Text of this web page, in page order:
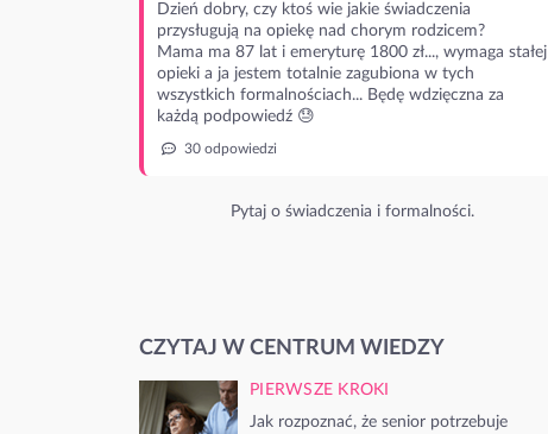
Dzień dobry, czy ktoś wie jakie świadczenia
przysługują na opiekę nad chorym rodzicem?
Mama ma 87 lat i emeryturę 1800 zł..., wymaga stałej
opieki a ja jestem totalnie zagubiona w tych
wszystkich formalnościach... Będę wdzięczna za
każdą podpowiedź 😓
30 odpowiedzi
Pytaj o świadczenia i formalności.
CZYTAJ W CENTRUM WIEDZY
PIERWSZE KROKI
Jak rozpoznać, że senior potrzebuje